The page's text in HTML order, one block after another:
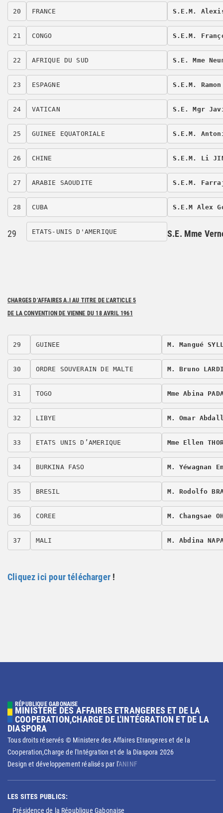
20 FRANCE S.E.M. Alexis
21 CONGO S.E.M.
22 AFRIQUE DU SUD S.E. Mme
23 ESPAGNE S.E.M. Ramon
24 VATICAN S.E. Mgr
25 GUINEE EQUATORIALE S.E.M.
26 CHINE S.E.M. Li
27 ARABIE SAOUDITE S.E.M.
28 CUBA S.E.M Alex
29 ETATS-UNIS D'AMERIQUE S.E. Mme
CHARGES D’AFFAIRES A.I AU TITRE DE L’ARTICLE 5
DE LA CONVENTION DE VIENNE DU 18 AVRIL 1961
29 GUINEE M. Mangué
30 ORDRE SOUVERAIN DE MALTE M. Bruno
31 TOGO Mme Abina
32 LIBYE M. Omar
33 ETATS UNIS D’AMERIQUE Mme Ellen
34 BURKINA FASO M. Yéwagnan
35 BRESIL M. Rodolfo
36 COREE M. Changsae
37 MALI M. Abdina
Cliquez ici pour télécharger !
RÉPUBLIQUE GABONAISE
MINISTERE DES AFFAIRES ETRANGERES ET DE LA
COOPERATION,CHARGE DE L'INTÉGRATION ET DE LA
DIASPORA
Tous droits réservés © Ministere des Affaires Etrangeres et de la
Cooperation,Charge de l'Intégration et de la Diaspora 2026
Design et développement réalisés par l'ANINF
LES SITES PUBLICS:
Présidence de la République Gabonaise